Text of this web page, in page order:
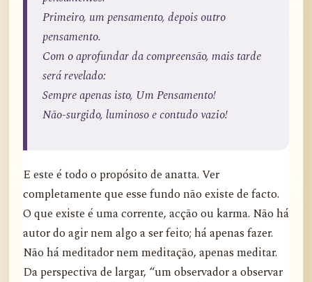
Primeiro, um pensamento, depois outro
pensamento.
Com o aprofundar da compreensão, mais tarde
será revelado:
Sempre apenas isto, Um Pensamento!
Não-surgido, luminoso e contudo vazio!
E este é todo o propósito de anatta. Ver
completamente que esse fundo não existe de facto.
O que existe é uma corrente, acção ou karma. Não há
autor do agir nem algo a ser feito; há apenas fazer.
Não há meditador nem meditação, apenas meditar.
Da perspectiva de largar, “um observador a observar